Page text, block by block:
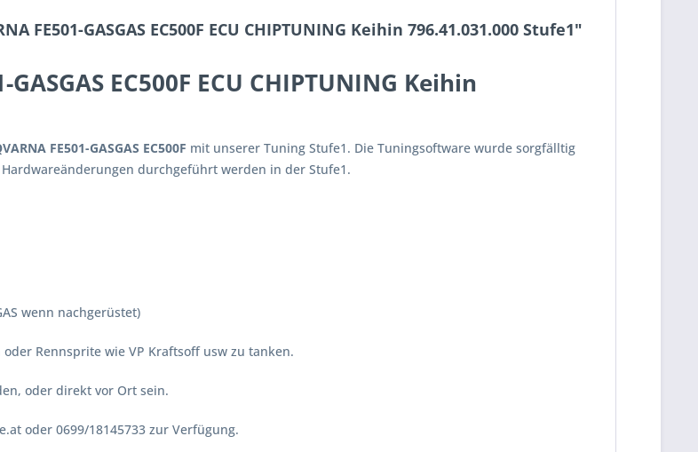
FE501-GASGAS EC500F ECU CHIPTUNING Keihin 796.41.031.000 Stufe1"
GASGAS EC500F ECU CHIPTUNING Keihin
FE501-GASGAS EC500F mit unserer Tuning Stufe1. Die Tuningsoftware wurde sorgfälltig
durchgeführt werden in der Stufe1.
wenn nachgerüstet)
Rennsprite wie VP Kraftsoff usw zu tanken.
oder direkt vor Ort sein.
oder 0699/18145733 zur Verfügung.